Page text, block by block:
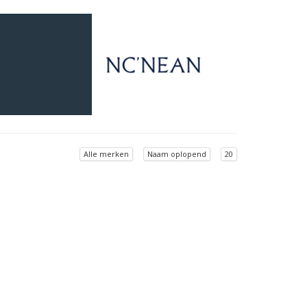
Alle merken Naam oplopend 20